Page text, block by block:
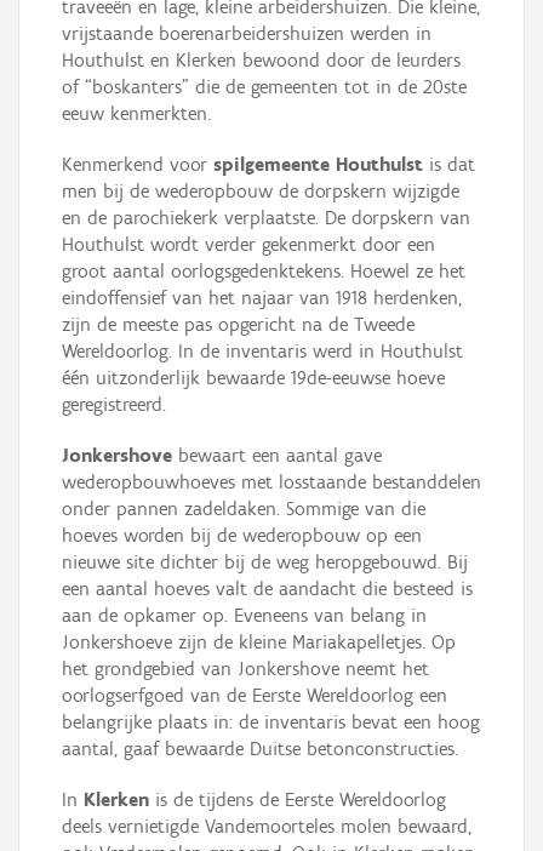
traveeën en lage, kleine arbeidershuizen. Die kleine,
vrijstaande boerenarbeidershuizen werden in
Houthulst en Klerken bewoond door de leurders
of “boskanters” die de gemeenten tot in de 20ste
eeuw kenmerkten.
Kenmerkend voor spilgemeente Houthulst is dat
men bij de wederopbouw de dorpskern wijzigde
en de parochiekerk verplaatste. De dorpskern van
Houthulst wordt verder gekenmerkt door een
groot aantal oorlogsgedenktekens. Hoewel ze het
eindoffensief van het najaar van 1918 herdenken,
zijn de meeste pas opgericht na de Tweede
Wereldoorlog. In de inventaris werd in Houthulst
één uitzonderlijk bewaarde 19de-eeuwse hoeve
geregistreerd.
Jonkershove bewaart een aantal gave
wederopbouwhoeves met losstaande bestanddelen
onder pannen zadeldaken. Sommige van die
hoeves worden bij de wederopbouw op een
nieuwe site dichter bij de weg heropgebouwd. Bij
een aantal hoeves valt de aandacht die besteed is
aan de opkamer op. Eveneens van belang in
Jonkershoeve zijn de kleine Mariakapelletjes. Op
het grondgebied van Jonkershove neemt het
oorlogserfgoed van de Eerste Wereldoorlog een
belangrijke plaats in: de inventaris bevat een hoog
aantal, gaaf bewaarde Duitse betonconstructies.
In Klerken is de tijdens de Eerste Wereldoorlog
deels vernietigde Vandemoorteles molen bewaard,